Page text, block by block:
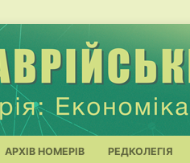
АРХІВ НОМЕРІВ РЕДКОЛЕГІЯ